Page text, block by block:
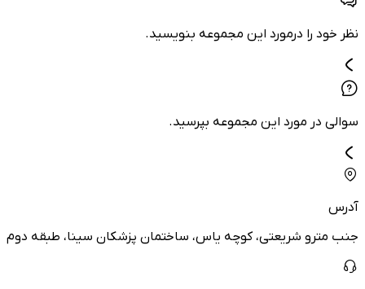
نظر خود را درمورد این مجموعه بنویسید.
سوالی در مورد این مجموعه بپرسید.
آدرس
جنب مترو شريعتي، كوچه ياس، ساختمان پزشكان سينا، طبقه دوم